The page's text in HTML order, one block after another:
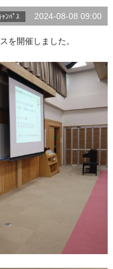
ｬﾝﾊﾟｽ 2024-08-08 09:00
を開催しました。